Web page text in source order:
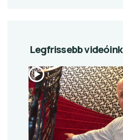
Legfrissebb videóink